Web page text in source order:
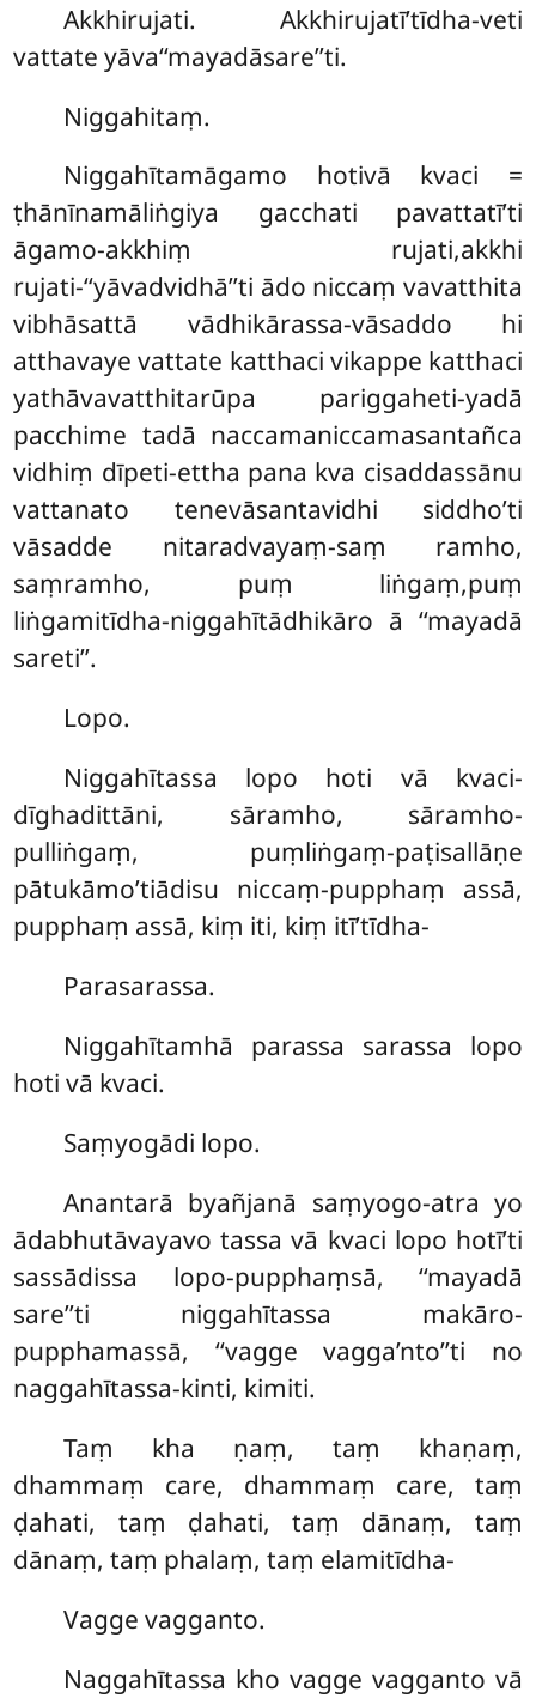
Akkhirujati. Akkhirujatī’tīdha-veti
vattate yāva‘‘mayadāsare’’ti.
Niggahitaṃ.
Niggahītamāgamo hotivā kvaci =
ṭhānīnamāliṅgiya gacchati pavattatī’ti
āgamo-akkhiṃ rujati,akkhi
rujati-‘‘yāvadvidhā’’ti ādo niccaṃ vavatthita
vibhāsattā vādhikārassa-vāsaddo hi
atthavaye vattate katthaci vikappe katthaci
yathāvavatthitarūpa pariggaheti-yadā
pacchime tadā naccamaniccamasantañca
vidhiṃ dīpeti-ettha pana kva cisaddassānu
vattanato tenevāsantavidhi siddho’ti
vāsadde nitaradvayaṃ-saṃ ramho,
saṃramho, puṃ liṅgaṃ,puṃ
liṅgamitīdha-niggahītādhikāro ā ‘‘mayadā
sareti’’.
Lopo.
Niggahītassa lopo hoti vā kvaci-
dīghadittāni, sāramho, sāramho-
pulliṅgaṃ, puṃliṅgaṃ-paṭisallāṇe
pātukāmo’tiādisu niccaṃ-pupphaṃ assā,
pupphaṃ assā, kiṃ iti, kiṃ itī’tīdha-
Parasarassa.
Niggahītamhā parassa sarassa lopo
hoti vā kvaci.
Saṃyogādi lopo.
Anantarā byañjanā saṃyogo-atra yo
ādabhutāvayavo tassa vā kvaci lopo hotī’ti
sassādissa lopo-pupphaṃsā, ‘‘mayadā
sare’’ti niggahītassa makāro-
pupphamassā, ‘‘vagge vagga’nto’’ti no
naggahītassa-kinti, kimiti.
Taṃ kha ṇaṃ, taṃ khaṇaṃ,
dhammaṃ care, dhammaṃ care, taṃ
ḍahati, taṃ ḍahati, taṃ dānaṃ, taṃ
dānaṃ, taṃ phalaṃ, taṃ elamitīdha-
Vagge vagganto.
Naggahītassa kho vagge vagganto vā